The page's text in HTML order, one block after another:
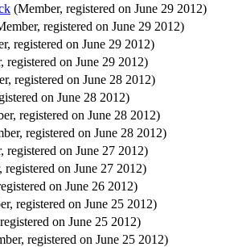
(Member, registered on June 29 2012)
registered on June 29 2012)
registered on June 29 2012)
registered on June 29 2012)
registered on June 28 2012)
on June 28 2012)
registered on June 28 2012)
registered on June 28 2012)
registered on June 27 2012)
registered on June 27 2012)
on June 26 2012)
registered on June 25 2012)
on June 25 2012)
registered on June 25 2012)